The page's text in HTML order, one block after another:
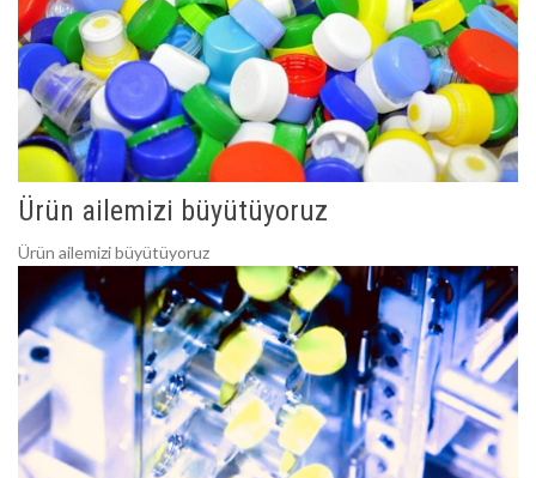
Ürün ailemizi büyütüyoruz
Ürün ailemizi büyütüyoruz